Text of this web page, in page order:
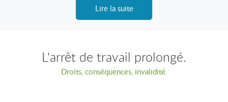
Lire la suite
L'arrêt de travail prolongé.
Droits, conséquences, invalidité.